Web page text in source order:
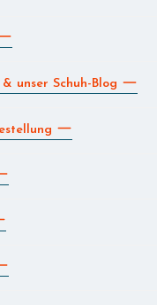
unser Schuh-Blog